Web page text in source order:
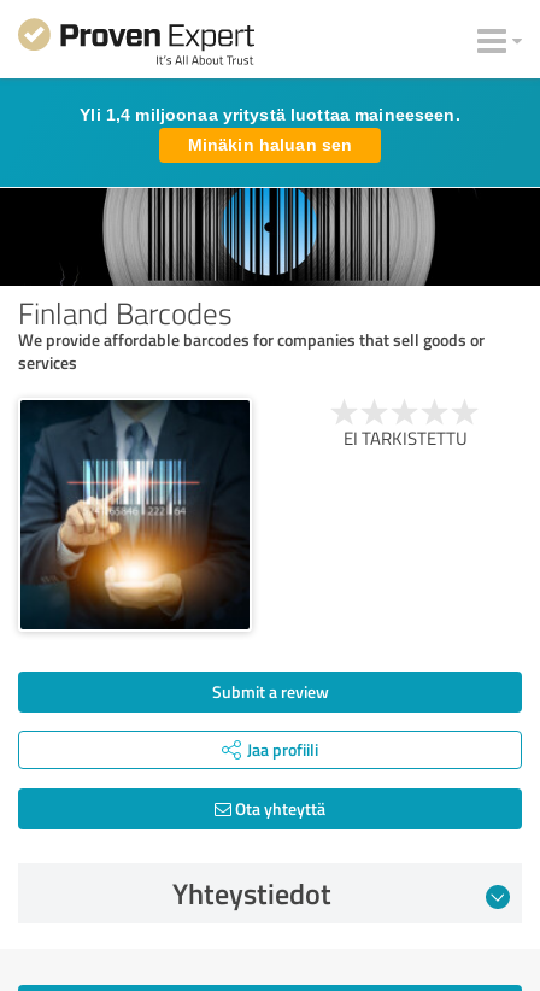
Yli 1,4 miljoonaa yritystä luottaa maineeseen.
Minäkin haluan sen
Finland Barcodes
We provide affordable barcodes for companies that sell goods or
services
EI TARKISTETTU
Submit a review
Jaa profiili
Ota yhteyttä
Yhteystiedot